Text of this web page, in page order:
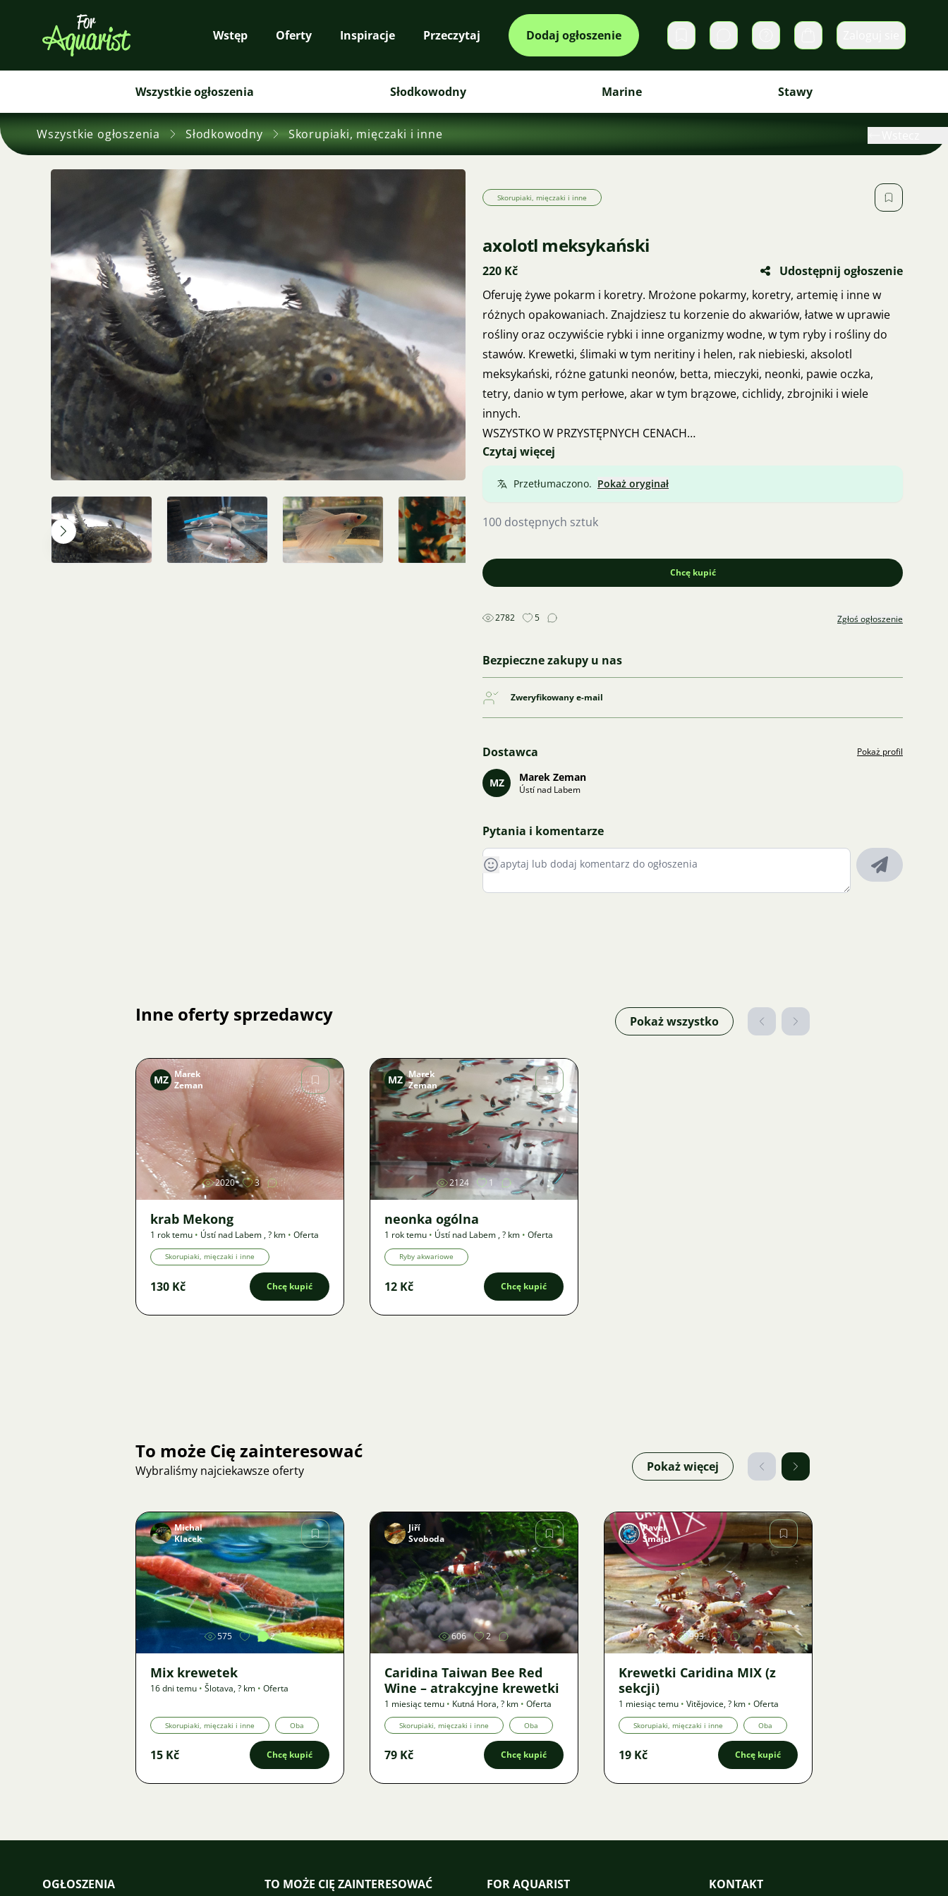
Wstęp Oferty Inspiracje Przeczytaj Dodaj ogłoszenie Prywatne wiadomości
Koszyk
Wszystkie ogłoszenia Słodkowodny Marine Stawy
Wszystkie ogłoszenia Słodkowodny Skorupiaki, mięczaki i inne
Skorupiaki, mięczaki i inne
axolotl meksykański
220 Kč
Udostępnij ogłoszenie
Oferuję żywe pokarm i koretry. Mrożone pokarmy, koretry, artemię i inne w
różnych opakowaniach. Znajdziesz tu korzenie do akwariów, łatwe w uprawie
rośliny oraz oczywiście rybki i inne organizmy wodne, w tym ryby i rośliny do
stawów. Krewetki, ślimaki w tym neritiny i helen, rak niebieski, aksolotl
meksykański, różne gatunki neonów, betta, mieczyki, neonki, pawie oczka,
tetry, danio w tym perłowe, akar w tym brązowe, cichlidy, zbrojniki i wiele
innych.
WSZYSTKO W PRZYSTĘPNYCH CENACH
JEŚLI CZEGOŚ SZUKASZ, SPRÓBUJ ZAPYTAĆ.
Umów się na termin i przyjdź zobaczyć.
Czytaj więcej
Przetłumaczono. Pokaż oryginał
100 dostępnych sztuk
Chcę kupić
2782 5 Zgłoś ogłoszenie
Bezpieczne zakupy u nas
Zweryfikowany e-mail
Dostawca Pokaż profil
MZ Marek Zeman
Ústí nad Labem
Pytania i komentarze
Inne oferty sprzedawcy Pokaż wszystko
Zdjęcie
MZ Marek
Zeman
2020 3
krab Mekong
1 rok temu • Ústí nad Labem ,? km • Oferta
Skorupiaki, mięczaki i inne
130 Kč Chcę kupić
Zdjęcie
MZ Marek
Zeman
2124 1
neonka ogólna
1 rok temu • Ústí nad Labem ,? km • Oferta
Ryby akwariowe
12 Kč Chcę kupić
To może Cię zainteresować
Wybraliśmy najciekawsze oferty Pokaż więcej
Zdjęcie
Michal
Klacek
575 2
Mix krewetek
16 dni temu • Šlotava,? km • Oferta
Skorupiaki, mięczaki i inne Oba
15 Kč Chcę kupić
Zdjęcie
Jiří
Svoboda
606 2
Caridina Taiwan Bee Red
Wine – atrakcyjne krewetki
1 miesiąc temu • Kutná Hora,? km • Oferta
Skorupiaki, mięczaki i inne Oba
79 Kč Chcę kupić
Zdjęcie
Pavel
Šmajcl
993
Krewetki Caridina MIX (z
sekcji)
1 miesiąc temu • Vitějovice,? km • Oferta
Skorupiaki, mięczaki i inne Oba
19 Kč Chcę kupić
OGŁOSZENIA TO MOŻE CIĘ ZAINTERESOWAĆ FOR AQUARIST KONTAKT